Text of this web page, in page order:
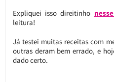
Expliquei isso direitinho
leitura!
Já testei muitas receitas com
outras deram bem errado, e
dado certo.